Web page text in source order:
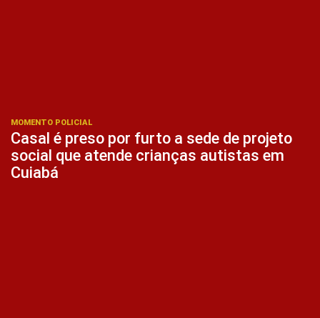
MOMENTO POLICIAL
Casal é preso por furto a sede de projeto
social que atende crianças autistas em
Cuiabá